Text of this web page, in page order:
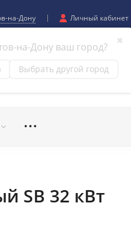
на-Дону
✖
на-Дону ваш город?
Выбрать другой город
Личный кабинет
SВ 32 кВт